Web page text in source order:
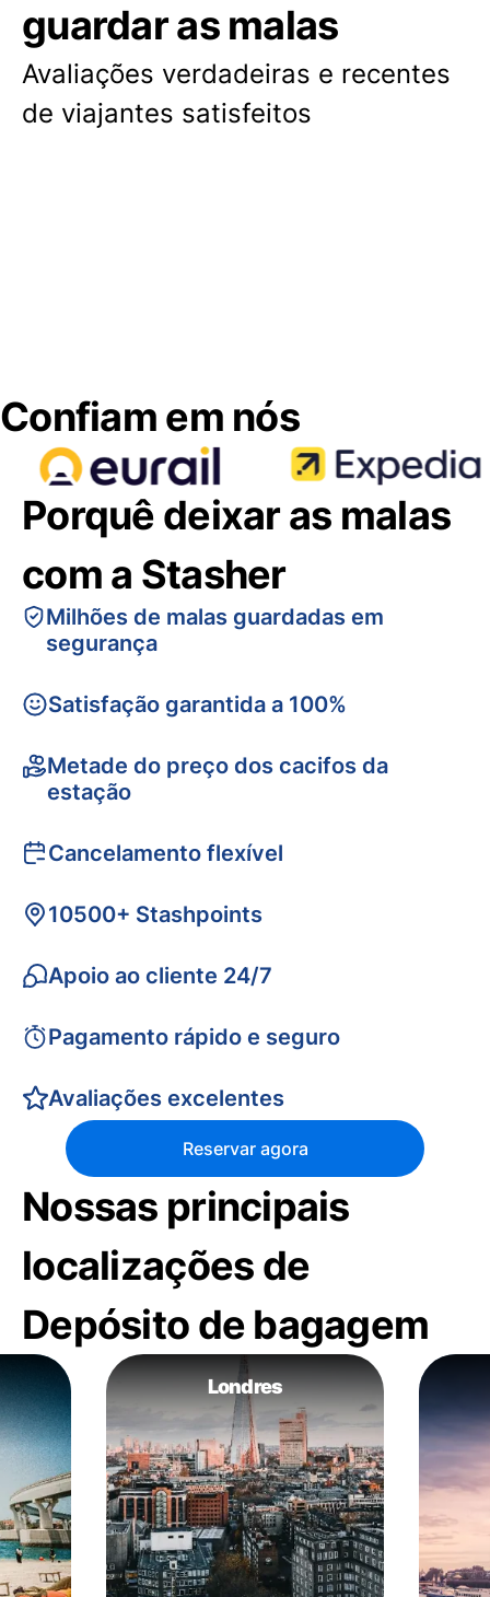
guardar as malas
Avaliações verdadeiras e recentes
de viajantes satisfeitos
Confiam em nós
Porquê deixar as malas
com a Stasher
Milhões de malas guardadas em
segurança
Satisfação garantida a 100%
Metade do preço dos cacifos da
estação
Cancelamento flexível
10500+ Stashpoints
Apoio ao cliente 24/7
Pagamento rápido e seguro
Avaliações excelentes
Reservar agora
Nossas principais
localizações de
Depósito de bagagem
Londres